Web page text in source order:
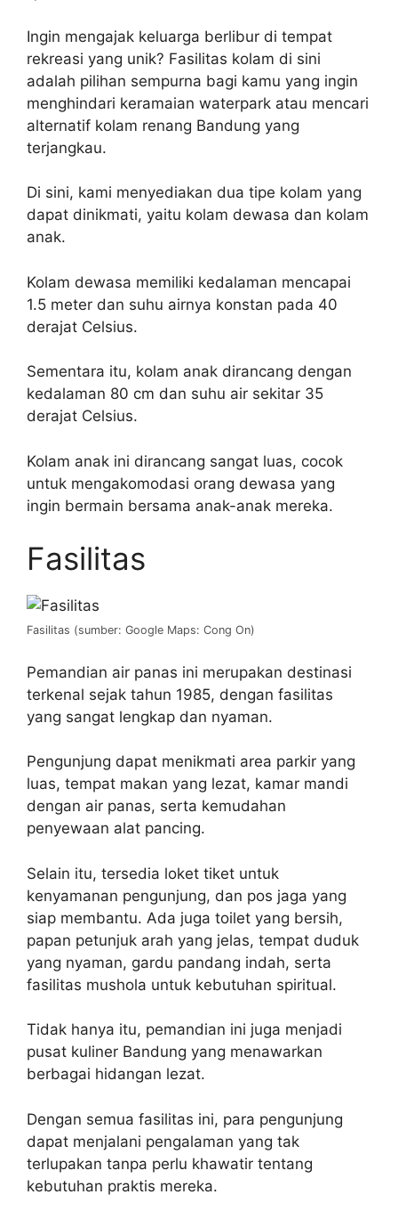
Ingin mengajak keluarga berlibur di tempat
rekreasi yang unik? Fasilitas kolam di sini
adalah pilihan sempurna bagi kamu yang ingin
menghindari keramaian waterpark atau mencari
alternatif kolam renang Bandung yang
terjangkau.
Di sini, kami menyediakan dua tipe kolam yang
dapat dinikmati, yaitu kolam dewasa dan kolam
anak.
Kolam dewasa memiliki kedalaman mencapai
1.5 meter dan suhu airnya konstan pada 40
derajat Celsius.
Sementara itu, kolam anak dirancang dengan
kedalaman 80 cm dan suhu air sekitar 35
derajat Celsius.
Kolam anak ini dirancang sangat luas, cocok
untuk mengakomodasi orang dewasa yang
ingin bermain bersama anak-anak mereka.
Fasilitas
Fasilitas (sumber: Google Maps: Cong On)
Pemandian air panas ini merupakan destinasi
terkenal sejak tahun 1985, dengan fasilitas
yang sangat lengkap dan nyaman.
Pengunjung dapat menikmati area parkir yang
luas, tempat makan yang lezat, kamar mandi
dengan air panas, serta kemudahan
penyewaan alat pancing.
Selain itu, tersedia loket tiket untuk
kenyamanan pengunjung, dan pos jaga yang
siap membantu. Ada juga toilet yang bersih,
papan petunjuk arah yang jelas, tempat duduk
yang nyaman, gardu pandang indah, serta
fasilitas mushola untuk kebutuhan spiritual.
Tidak hanya itu, pemandian ini juga menjadi
pusat kuliner Bandung yang menawarkan
berbagai hidangan lezat.
Dengan semua fasilitas ini, para pengunjung
dapat menjalani pengalaman yang tak
terlupakan tanpa perlu khawatir tentang
kebutuhan praktis mereka.